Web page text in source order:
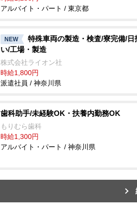
アルバイト・パート / 東京都
NEW
特殊車両の製造・検査/寮完備/日
い/工場・製造
株式会社ライオン社
時給1,800円
派遣社員 / 神奈川県
歯科助手/未経験OK・扶養内勤務OK
もりむら歯科
時給1,300円
アルバイト・パート / 神奈川県